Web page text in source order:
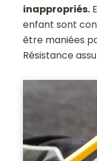
inappropriés.
enfant sont
être maniées
Résistance